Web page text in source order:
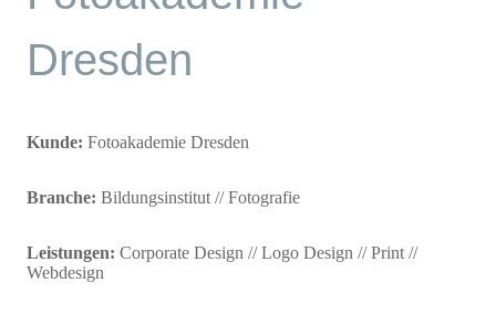
Dresden
Kunde: Fotoakademie Dresden
Branche: Bildungsinstitut // Fotografie
Leistungen: Corporate Design // Logo Design // Print //
Webdesign